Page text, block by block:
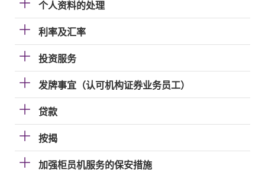
个人资料的处理
利率及汇率
投资服务
发牌事宜（认可机构证券业务员工）
贷款
按揭
加强柜员机服务的保安措施